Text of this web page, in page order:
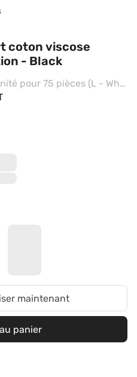
coton viscose
- Black
Prix à l'unité pour 75 pièces (L - White, Impression coeur)
maintenant
panier